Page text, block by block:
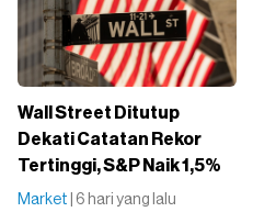
Wall Street Ditutup
Dekati Catatan Rekor
Tertinggi, S&P Naik 1,5%
Market | 6 hari yang lalu